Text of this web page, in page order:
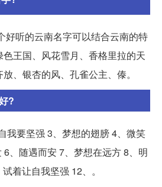
好听的云南名字可以结合云南的特
王国、风花雪月、香格里拉的天
、银杏的风、孔雀公主、傣。
?
我要坚强 3、梦想的翅膀 4、微笑
、随遇而安 7、梦想在远方 8、明
着让自我坚强 12、。